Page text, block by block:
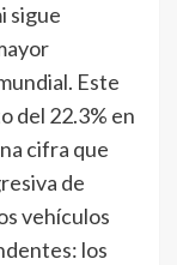
sigue
Este
del 22.3% en
cifra que
de
vehículos
los